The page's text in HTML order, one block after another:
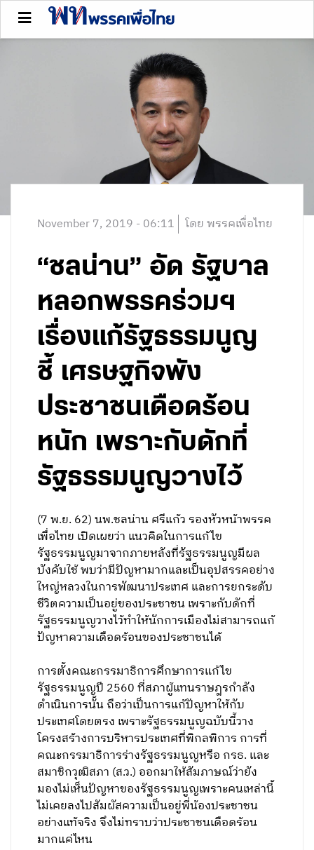
November 7, 2019 - 06:11 โดย พรรคเพื่อไทย
“ชลน่าน” อัด รัฐบาล
หลอกพรรคร่วมฯ
เรื่องแก้รัฐธรรมนูญ
ชี้ เศรษฐกิจพัง
ประชาชนเดือดร้อน
หนัก เพราะกับดักที่
รัฐธรรมนูญวางไว้
(7 พ.ย. 62) นพ.ชลน่าน ศรีแก้ว รองหัวหน้าพรรค
เพื่อไทย เปิดเผยว่า แนวคิดในการแก้ไข
รัฐธรรมนูญมาจากภายหลังที่รัฐธรรมนูญมีผล
บังคับใช้ พบว่ามีปัญหามากและเป็นอุปสรรคอย่าง
ใหญ่หลวงในการพัฒนาประเทศ และการยกระดับ
ชีวิตความเป็นอยู่ของประชาชน เพราะกับดักที่
รัฐธรรมนูญวางไว้ทำให้นักการเมืองไม่สามารถแก้
ปัญหาความเดือดร้อนของประชาชนได้
การตั้งคณะกรรมาธิการศึกษาการแก้ไข
รัฐธรรมนูญปี 2560 ที่สภาผู้แทนราษฎรกำลัง
ดำเนินการนั้น ถือว่าเป็นการแก้ปัญหาให้กับ
ประเทศโดยตรง เพราะรัฐธรรมนูญฉบับนี้วาง
โครงสร้างการบริหารประเทศที่พิกลพิการ การที่
คณะกรรมาธิการร่างรัฐธรรมนูญหรือ กรธ. และ
สมาชิกวุฒิสภา (ส.ว.) ออกมาให้สัมภาษณ์ว่ายัง
มองไม่เห็นปัญหาของรัฐธรรมนูญเพราะคนเหล่านี้
ไม่เคยลงไปสัมผัสความเป็นอยู่พี่น้องประชาชน
อย่างแท้จริง จึงไม่ทราบว่าประชาชนเดือดร้อน
มากแค่ไหน